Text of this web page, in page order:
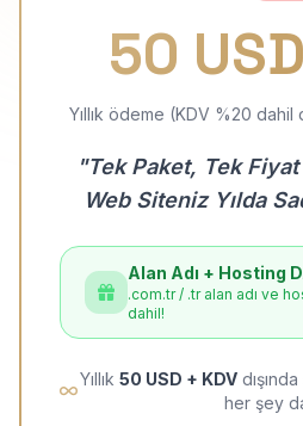
50 USD
Yıllık ödeme (KDV %20 dahil
"Tek Paket, Tek
Web Siteniz Yılda
Alan Adı + Hosting
.com.tr / .tr alan adı ve
dahil!
Yıllık 50 USD + KDV
her şey